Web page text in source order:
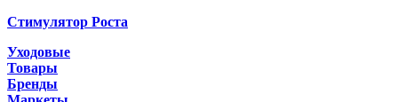
Стимулятор Роста
Уходовые
Товары
Бренды